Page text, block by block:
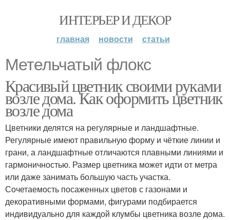
ИНТЕРЬЕР И ДЕКОР
главная новости статьи
Метельчатый флокс
Красивый цветник своими руками
возле дома. Как оформить цветник
возле дома
Цветники делятся на регулярные и ландшафтные.
Регулярные имеют правильную форму и чёткие линии и
грани, а ландшафтные отличаются плавными линиями и
гармоничностью. Размер цветника может идти от метра
или даже занимать большую часть участка.
Сочетаемость посаженных цветов с газонами и
декоративными формами, фигурами подбирается
индивидуально для каждой клумбы цветника возле дома.